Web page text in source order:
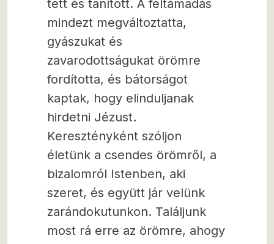
tett és tanított. A feltámadás
mindezt megváltoztatta,
gyászukat és
zavarodottságukat örömre
fordította, és bátorságot
kaptak, hogy elinduljanak
hirdetni Jézust.
Keresztényként szóljon
életünk a csendes örömről, a
bizalomról Istenben, aki
szeret, és együtt jár velünk
zarándokutunkon. Találjunk
most rá erre az örömre, ahogy